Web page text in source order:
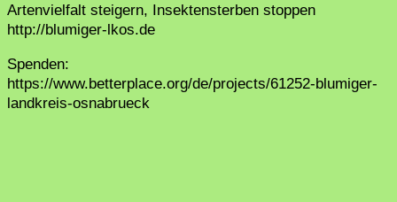
Artenvielfalt steigern, Insektensterben stoppen
http://blumiger-lkos.de
Spenden:
https://www.betterplace.org/de/projects/61252-blumiger-
landkreis-osnabrueck